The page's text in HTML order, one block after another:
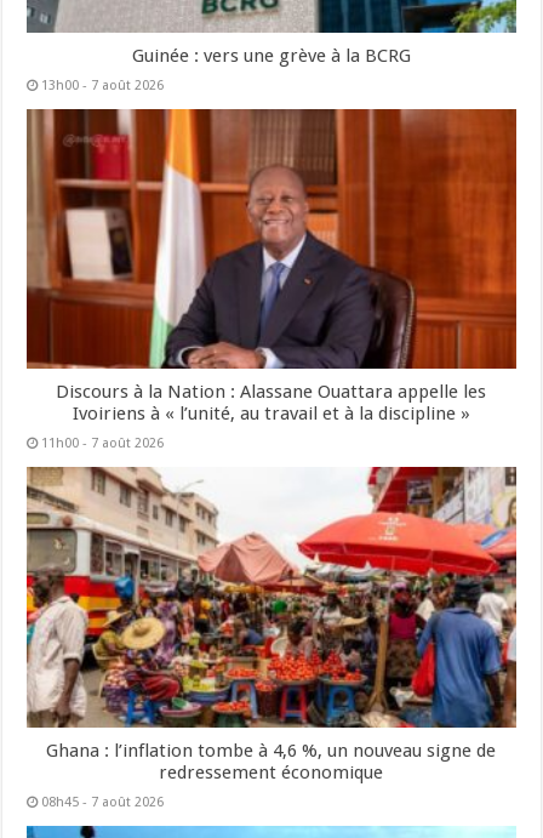
Guinée : vers une grève à la BCRG
13h00 - 7 août 2026
Discours à la Nation : Alassane Ouattara appelle les
Ivoiriens à « l’unité, au travail et à la discipline »
11h00 - 7 août 2026
Ghana : l’inflation tombe à 4,6 %, un nouveau signe de
redressement économique
08h45 - 7 août 2026